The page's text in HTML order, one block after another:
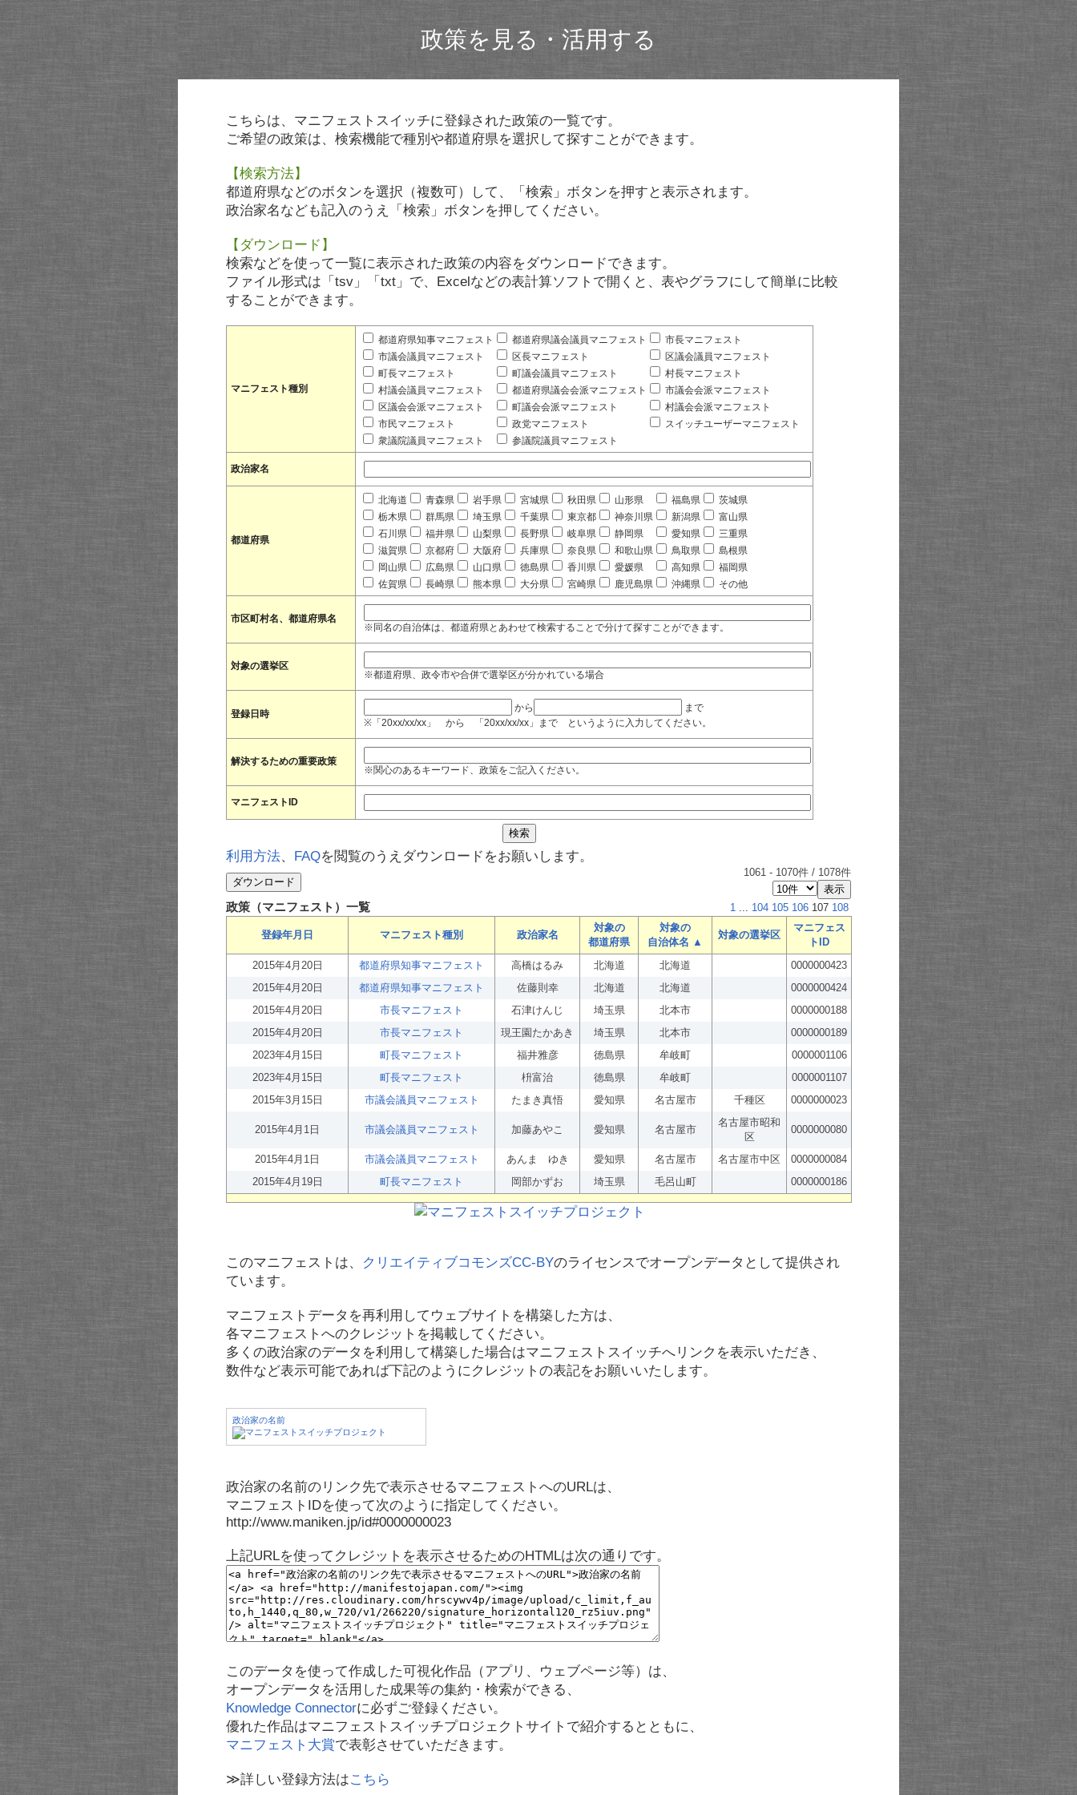
政策を見る・活用する
こちらは、マニフェストスイッチに登録された政策の一覧です。
ご希望の政策は、検索機能で種別や都道府県を選択して探すことができます。
【検索方法】
都道府県などのボタンを選択（複数可）して、「検索」ボタンを押すと表示されます。
政治家名なども記入のうえ「検索」ボタンを押してください。
【ダウンロード】
検索などを使って一覧に表示された政策の内容をダウンロードできます。
ファイル形式は「tsv」「txt」で、Excelなどの表計算ソフトで開くと、表やグラフにして簡単に比較
することができます。
マニフェスト種別
都道府県知事マニフェスト 都道府県議会議員マニフェスト
市長マニフェスト
市議会議員マニフェスト
区長マニフェスト
区議会議員マニフェスト
町長マニフェスト
町議会議員マニフェスト
村長マニフェスト
村議会議員マニフェスト
都道府県議会会派マニフェスト
市議会会派マニフェスト
区議会会派マニフェスト
町議会会派マニフェスト
村議会会派マニフェスト
市民マニフェスト
政党マニフェスト
スイッチユーザーマニフェスト
衆議院議員マニフェスト
参議院議員マニフェスト
政治家名
都道府県
北海道 青森県 岩手県 宮城県 秋田県 山形県 福島県
茨城県
栃木県
群馬県 埼玉県 千葉県 東京都 神奈川県 新潟県
富山県
石川県
福井県 山梨県 長野県 岐阜県 静岡県 愛知県
三重県
滋賀県
京都府 大阪府 兵庫県 奈良県 和歌山県 鳥取県
島根県
岡山県
広島県 山口県 徳島県 香川県 愛媛県 高知県
福岡県
佐賀県
長崎県 熊本県 大分県 宮崎県 鹿児島県 沖縄県 その他
市区町村名、都道府県名
※同名の自治体は、都道府県とあわせて検索することで分けて探すことができます。
対象の選挙区
※都道府県、政令市や合併で選挙区が分かれている場合
登録日時
から
まで
※「20xx/xx/xx」 から 「20xx/xx/xx」まで というように入力してください。
解決するための重要政策
※関心のあるキーワード、政策をご記入ください。
マニフェストID
利用方法、 FAQを閲覧のうえダウンロードをお願いします。
1061 - 1070件 / 1078件
政策（マニフェスト）一覧 1 ... 104 105 106 107 108
登録年月日 マニフェスト種別 政治家名
対象の
都道府県
対象の
自治体名 ▲
対象の選挙区
マニフェス
トID
2015年4月20日
都道府県知事マニフェスト 高橋はるみ 北海道 北海道
0000000423
2015年4月20日
都道府県知事マニフェスト 佐藤則幸 北海道 北海道
0000000424
2015年4月20日
市長マニフェスト 石津けんじ 埼玉県 北本市
0000000188
2015年4月20日
市長マニフェスト 現王園たかあき 埼玉県 北本市
0000000189
2023年4月15日
町長マニフェスト 福井雅彦 徳島県 牟岐町
0000001106
2023年4月15日
町長マニフェスト 枡富治 徳島県 牟岐町
0000001107
2015年3月15日
市議会議員マニフェスト たまき真悟 愛知県 名古屋市 千種区 0000000023
2015年4月1日 市議会議員マニフェスト 加藤あやこ 愛知県 名古屋市
名古屋市昭和
区
0000000080
2015年4月1日 市議会議員マニフェスト あんま ゆき 愛知県 名古屋市 名古屋市中区
0000000084
2015年4月19日
町長マニフェスト 岡部かずお 埼玉県 毛呂山町 0000000186
このマニフェストは、 クリエイティブコモンズCC-BYのライセンスでオープンデータとして提供され
ています。
マニフェストデータを再利用してウェブサイトを構築した方は、
各マニフェストへのクレジットを掲載してください。
多くの政治家のデータを利用して構築した場合はマニフェストスイッチへリンクを表示いただき、
数件など表示可能であれば下記のようにクレジットの表記をお願いいたします。
政治家の名前
政治家の名前のリンク先で表示させるマニフェストへのURLは、
マニフェストIDを使って次のように指定してください。
http://www.maniken.jp/id#0000000023
上記URLを使ってクレジットを表示させるためのHTMLは次の通りです。
このデータを使って作成した可視化作品（アプリ、ウェブページ等）は、
オープンデータを活用した成果等の集約・検索ができる、
Knowledge Connectorに必ずご登録ください。
優れた作品はマニフェストスイッチプロジェクトサイトで紹介するとともに、
マニフェスト大賞で表彰させていただきます。
≫詳しい登録方法はこちら